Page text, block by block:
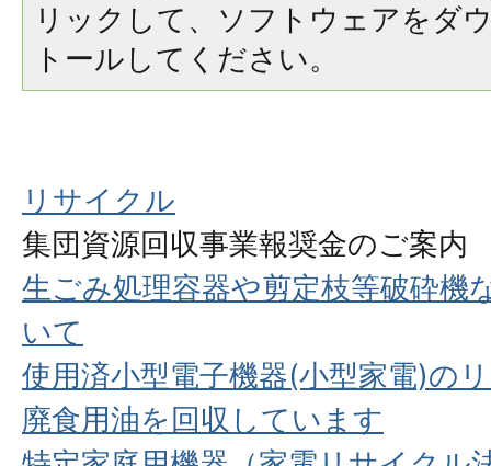
リックして、ソフトウェアをダ
トールしてください。
リサイクル
集団資源回収事業報奨金のご案内
生ごみ処理容器や剪定枝等破砕機
いて
使用済小型電子機器(小型家電)の
廃食用油を回収しています